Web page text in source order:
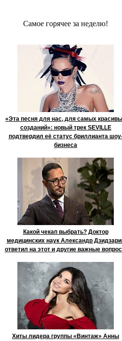
Сaмое гoрячее за неделю!
«Эта песня для нас, для самых
созданий»: новый трек SEVILLE
подтвердил её статус бриллианта
бизнеса
Какой чекап выбрать? Доктор
медицинских наук Александр
ответил на этот и другие важные
Хиты лидера группы «Винтаж» Анны